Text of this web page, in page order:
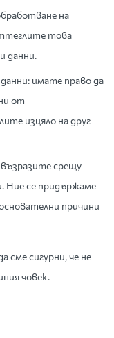
на
това
данни.
имате право да
от
изцяло на друг
срещу
Ние се придържаме
причини
сме сигурни, че не
човек.